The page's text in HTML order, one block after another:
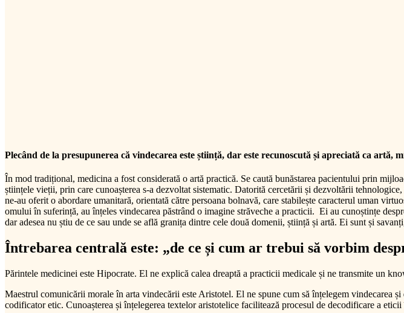
Plecând de la presupunerea că vindecarea este știință, dar este recunoscută și apreciată ca
În mod tradițional, medicina a fost considerată o artă practică. Se caută bunăstarea pacientului prin
științele vieții, prin care cunoașterea s-a dezvoltat sistematic. Datorită cercetării și dezvoltării
ne-au oferit o abordare umanitară, orientată către persoana bolnavă, care stabilește caracterul uman
omului în suferință, au înțeles vindecarea păstrând o imagine străveche a practicii. Ei au cunoștințe
dar adesea nu știu de ce sau unde se află granița dintre cele două domenii, știință și artă. Ei sunt și
Întrebarea centrală este: „de ce și cum ar trebui să vorbim
Părintele medicinei este Hipocrate. El ne explică calea dreaptă a practicii medicale și ne transmite un
Maestrul comunicării morale în arta vindecării este Aristotel. El ne spune cum să înțelegem vindecarea
codificator etic. Cunoașterea și înțelegerea textelor aristotelice facilitează procesul de decodificare a